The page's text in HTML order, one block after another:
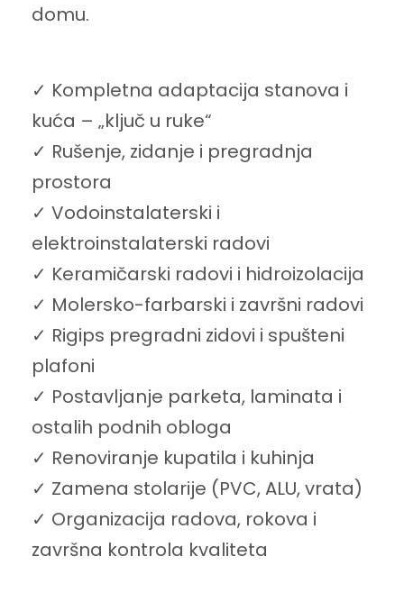
domu.
✓ Kompletna adaptacija stanova i
kuća – „ključ u ruke“
✓ Rušenje, zidanje i pregradnja
prostora
✓ Vodoinstalaterski i
elektroinstalaterski radovi
✓ Keramičarski radovi i hidroizolacija
✓ Molersko-farbarski i završni radovi
✓ Rigips pregradni zidovi i spušteni
plafoni
✓ Postavljanje parketa, laminata i
ostalih podnih obloga
✓ Renoviranje kupatila i kuhinja
✓ Zamena stolarije (PVC, ALU, vrata)
✓ Organizacija radova, rokova i
završna kontrola kvaliteta